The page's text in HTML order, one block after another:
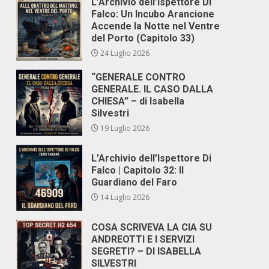
Falco: Un Incubo Arancione
Accende la Notte nel Ventre
del Porto (Capitolo 33)
24 Luglio 2026
“GENERALE CONTRO
GENERALE. IL CASO DALLA
CHIESA” – di Isabella
Silvestri
19 Luglio 2026
L’Archivio dell’Ispettore Di
Falco | Capitolo 32: Il
Guardiano del Faro
14 Luglio 2026
COSA SCRIVEVA LA CIA SU
ANDREOTTI E I SERVIZI
SEGRETI? – DI ISABELLA
SILVESTRI